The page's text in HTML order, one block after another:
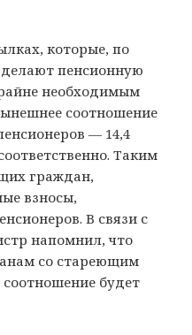
которые, по
пенсионную
необходимым
соотношение
— 14,4
Таким
граждан,
взносы,
В связи с
напомнил, что
со стареющим
будет